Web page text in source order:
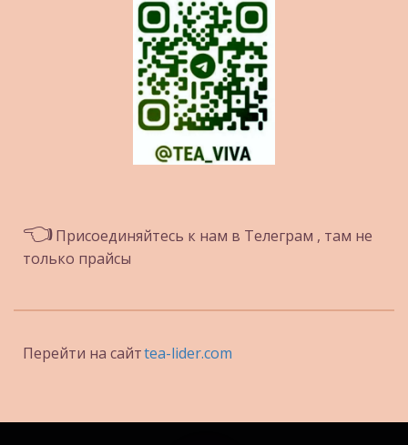
👈 Присоединяйтесь к нам в Телеграм , там не
только прайсы
Перейти на сайтtea-lider.com